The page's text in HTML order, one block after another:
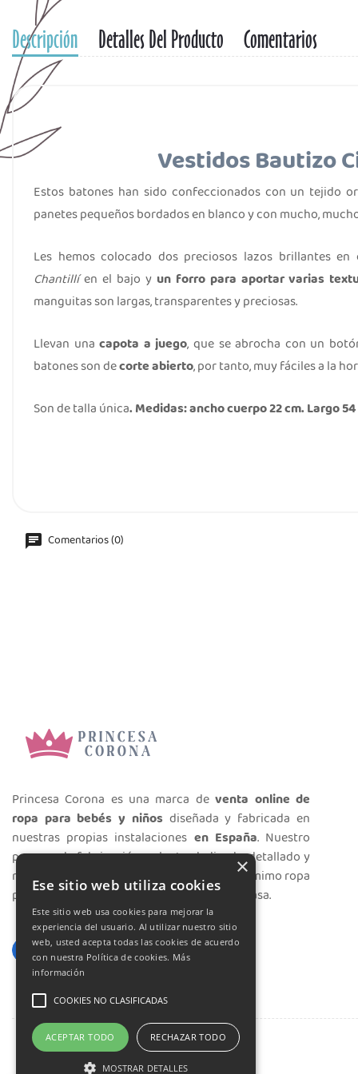
Descripción Detalles Del Producto Comentarios
Vestidos Bautizo
Estos batones han sido confeccionados con un tejido
panetes pequeños bordados en blancoy con mucho,
Les hemos colocado dos preciosos lazos brillantes
Chantillíen el bajo yun forro para aportar varias
manguitas son largas, transparentes y preciosas.
Llevan unacapota a juego, que se abrocha con un
batones son decorte abierto, por tanto, muy fáciles a la
Son de talla única. Medidas: ancho cuerpo 22 cm. Largo
Comentarios (0)
Princesa Corona es una marca deventa online de
ropa para bebés y niños diseñada y fabricada en
nuestras propias instalaciones en España. Nuestro
proceso de fabricación es lento, dedicado, detallado y
minucioso. Realizamos con mucho cariño y mimo ropa
preciosa para vestir a los más peques de la casa.
×
Ese sitio web utiliza cookies
Este sitio web usa cookies para mejorar la
experiencia del usuario. Al utilizar nuestro sitio
web, usted acepta todas las cookies de acuerdo
con nuestra Política de cookies. Más
información
COOKIES NO CLASIFICADAS
ACEPTAR TODO RECHAZAR TODO
MOSTRAR DETALLES